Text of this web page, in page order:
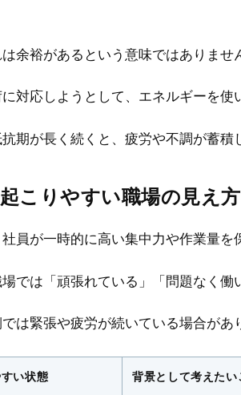
余裕があるという意味ではありませ
対応しようとして、エネルギーを使
期が長く続くと、疲労や不調が蓄積
こりやすい職場の見え方
員が一時的に高い集中力や作業量を
では「頑張れている」「問題なく
は緊張や疲労が続いている場合があ
い状態 背景として考えたい